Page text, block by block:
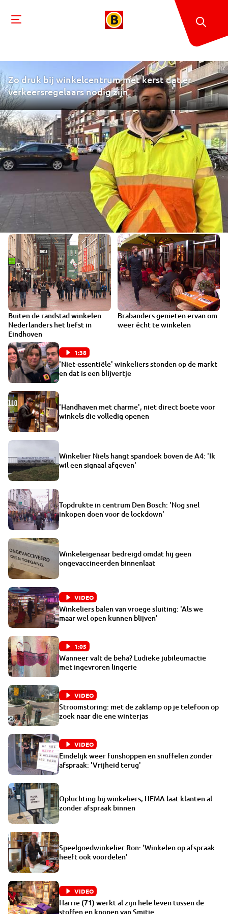
Zo druk bij winkelcentrum met kerst dat er
verkeersregelaars nodig zijn
Buiten de randstad winkelen
Nederlanders het liefst in
Eindhoven
Brabanders genieten ervan om
weer écht te winkelen
1:41
1:38
'Niet-essentiële' winkeliers stonden op de markt
en dat is een blijvertje
'Handhaven met charme', niet direct boete voor
winkels die volledig openen
Winkelier Niels hangt spandoek boven de A4: 'Ik
wil een signaal afgeven'
Topdrukte in centrum Den Bosch: 'Nog snel
inkopen doen voor de lockdown'
Winkeleigenaar bedreigd omdat hij geen
ongevaccineerden binnenlaat
VIDEO
Winkeliers balen van vroege sluiting: 'Als we
maar wel open kunnen blijven'
1:05
Wanneer valt de beha? Ludieke jubileumactie
met ingevroren lingerie
VIDEO
Stroomstoring: met de zaklamp op je telefoon op
zoek naar die ene winterjas
VIDEO
Eindelijk weer funshoppen en snuffelen zonder
afspraak: 'Vrijheid terug'
Opluchting bij winkeliers, HEMA laat klanten al
zonder afspraak binnen
Speelgoedwinkelier Ron: 'Winkelen op afspraak
heeft ook voordelen'
VIDEO
Harrie (71) werkt al zijn hele leven tussen de
stoffen en knopen van Smitje